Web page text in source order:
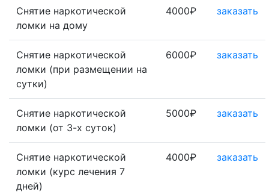
Снятие наркотической
ломки на дому
4000₽ заказать
Снятие наркотической
ломки (при размещении на
сутки)
6000₽ заказать
Снятие наркотической
ломки (от 3-х суток)
5000₽ заказать
Снятие наркотической
ломки (курс лечения 7
дней)
4000₽ заказать